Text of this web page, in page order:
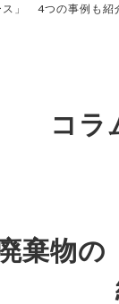
ス」 4つの事例も紹
コラ
棄物